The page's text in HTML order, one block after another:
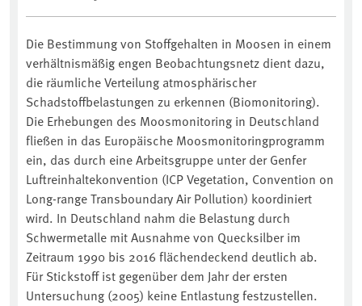
Die Bestimmung von Stoffgehalten in Moosen in einem
verhältnismäßig engen Beobachtungsnetz dient dazu,
die räumliche Verteilung atmosphärischer
Schadstoffbelastungen zu erkennen (Biomonitoring).
Die Erhebungen des Moosmonitoring in Deutschland
fließen in das Europäische Moosmonitoringprogramm
ein, das durch eine Arbeitsgruppe unter der Genfer
Luftreinhaltekonvention (ICP Vegetation, Convention on
Long-range Transboundary Air Pollution) koordiniert
wird. In Deutschland nahm die Belastung durch
Schwermetalle mit Ausnahme von Quecksilber im
Zeitraum 1990 bis 2016 flächendeckend deutlich ab.
Für Stickstoff ist gegenüber dem Jahr der ersten
Untersuchung (2005) keine Entlastung festzustellen.